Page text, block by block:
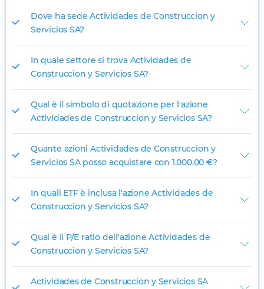
Dove ha sede Actividades de Construccion y
Servicios SA?
In quale settore si trova Actividades de
Construccion y Servicios SA?
Qual è il simbolo di quotazione per l'azione
Actividades de Construccion y Servicios SA?
Quante azioni Actividades de Construccion y
Servicios SA posso acquistare con 1.000,00 €?
In quali ETF è inclusa l'azione Actividades de
Construccion y Servicios SA?
Qual è il P/E ratio dell'azione Actividades de
Construccion y Servicios SA?
Actividades de Construccion y Servicios SA